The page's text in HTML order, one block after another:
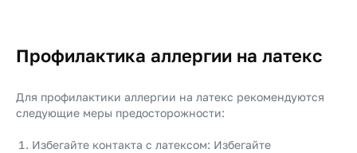
Профилактика аллергии на латекс
Для профилактики аллергии на латекс рекомендуются
следующие меры предосторожности:
Избегайте контакта с латексом: Избегайте